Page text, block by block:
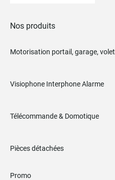
Nos produits
Motorisation portail, garage, volet
Visiophone Interphone Alarme
Télécommande & Domotique
Pièces détachées
Promo